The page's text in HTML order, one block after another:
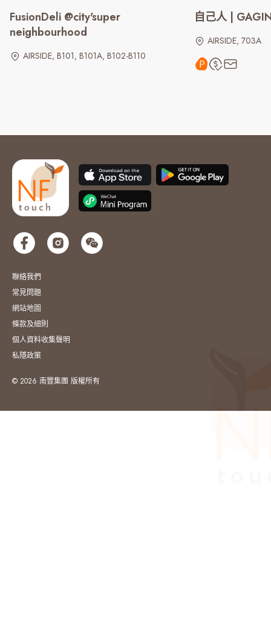
FusionDeli @city'super
neighbourhood
AIRSIDE, B101, B101A, B102-B110
自己人 |
AIRSIDE, 703A
聯絡我們
常見問題
網站地圖
條款及細則
個人資料收集聲明
私隱政策
© 2026 南豐集團 版權所有